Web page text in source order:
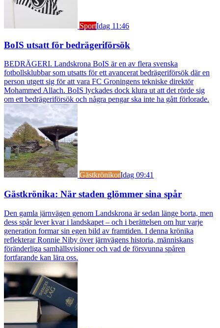
SportIdag 11:46
BoIS utsatt för bedrägeriförsök
BEDRÄGERI. Landskrona BoIS är en av flera svenska
fotbollsklubbar som utsatts för ett avancerat bedrägeriförsök där en
person utgett sig för att vara FC Groningens tekniske direktör
Mohammed Allach. BoIS lyckades dock klura ut att det rörde sig
om ett bedrägeriförsök och några pengar ska inte ha gått förlorade.
GästkrönikorIdag 09:41
Gästkrönika: När staden glömmer sina spår
Den gamla järnvägen genom Landskrona är sedan länge borta, men
dess spår lever kvar i landskapet – och i berättelsen om hur varje
generation formar sin egen bild av framtiden. I denna krönika
reflekterar Ronnie Niby över järnvägens historia, människans
föränderliga samhällsvisioner och vad de försvunna spåren
fortfarande kan lära oss.